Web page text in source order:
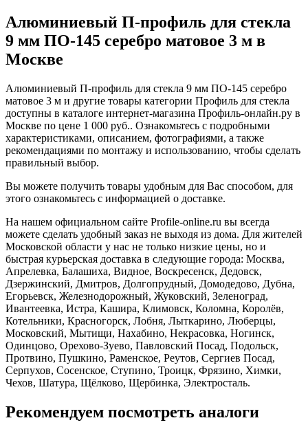
Алюминиевый П-профиль для стекла
9 мм ПО-145 серебро матовое 3 м в
Москве
Алюминиевый П-профиль для стекла 9 мм ПО-145 серебро
матовое 3 м и другие товары категории Профиль для стекла
доступны в каталоге интернет-магазина Профиль-онлайн.ру в
Москве по цене 1 000 руб.. Ознакомьтесь с подробными
характеристиками, описанием, фотографиями, а также
рекомендациями по монтажу и использованию, чтобы сделать
правильный выбор.
Вы можете получить товары удобным для Вас способом, для
этого ознакомьтесь с информацией о доставке.
На нашем официальном сайте Profile-online.ru вы всегда
можете сделать удобный заказ не выходя из дома. Для жителей
Московской области у нас не только низкие цены, но и
быстрая курьерская доставка в следующие города: Москва,
Апрелевка, Балашиха, Видное, Воскресенск, Дедовск,
Дзержинский, Дмитров, Долгопрудный, Домодедово, Дубна,
Егорьевск, Железнодорожный, Жуковский, Зеленоград,
Ивантеевка, Истра, Кашира, Климовск, Коломна, Королёв,
Котельники, Красногорск, Лобня, Лыткарино, Люберцы,
Московский, Мытищи, Нахабино, Некрасовка, Ногинск,
Одинцово, Орехово-Зуево, Павловский Посад, Подольск,
Протвино, Пушкино, Раменское, Реутов, Сергиев Посад,
Серпухов, Сосенское, Ступино, Троицк, Фрязино, Химки,
Чехов, Шатура, Щёлково, Щербинка, Электросталь.
Рекомендуем посмотреть аналоги